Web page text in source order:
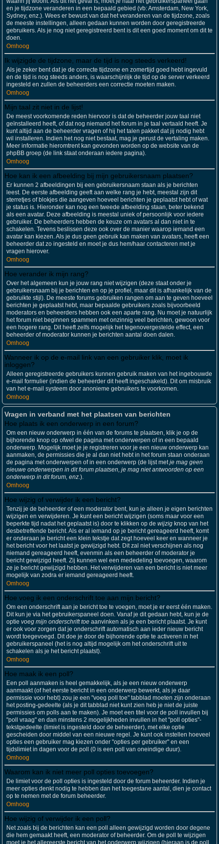
en je tijdzone veranderen in een bepaald gebied (vb: Amsterdam, New York,
Sydney, enz.). Wees er bewust van dat het veranderen van de tijdzone, zoals
de meeste instellingen, alleen gedaan kunnen worden door geregistreerde
gebruikers. Als je nog niet geregistreerd bent is dit een goed moment om dit te
doen.
Omhoog
Ik wijzigde de tijdzone, maar de tijd is nog steeds verkeerd!
Als je zeker bent dat je de correcte tijdzone en zomertijd goed hebt ingevuld
en de tijd is nog steeds anders, is waarschijnlijk de tijd op de server verkeerd
ingesteld en zullen de beheerders een correctie moeten maken.
Omhoog
Mijn taal zit niet in de lijst!
De meest voorkomende reden hiervoor is dat de beheerder jouw taal niet
geïnstalleerd heeft, of dat nog niemand het forum in je taal vertaald heeft. Je
kunt altijd aan de beheerder vragen of hij het talen pakket dat jij nodig hebt
wil installeren. Indien het nog niet bestaat, mag je gerust de vertaling maken.
Meer informatie hieromtrent kan gevonden worden op de website van de
phpBB groep (de link staat onderaan iedere pagina).
Omhoog
Hoe kan ik een afbeelding bij mijn gebruikersnaam plaatsen?
Er kunnen 2 afbeeldingen bij een gebruikersnaam staan als je berichten
leest. De eerste afbeelding geeft aan welke rang je hebt, meestal zijn dit
sterretjes of blokjes die aangeven hoeveel berichten je geplaatst hebt of wat
je status is. Hieronder kan nog een tweede afbeelding staan, beter bekend
als een avatar. Deze afbeelding is meestal uniek of persoonlijk voor iedere
gebruiker. De beheerders hebben de keuze om avatars al dan niet in te
schakelen. Tevens beslissen deze ook over de manier waarop iemand een
avatar kan kiezen. Als je dus geen gebruik kan maken van avatars, heeft een
beheerder dat zo ingesteld en moet je dus hem/haar contacteren met je
vragen hierover.
Omhoog
Hoe verander ik mijn rang?
Over het algemeen kun je jouw rang niet wijzigen (deze staat onder je
gebruikersnaam bij je berichten en op je profiel, maar dit is afhankelijk van de
gebruikte stijl). De meeste forums gebruiken rangen om aan te geven hoeveel
berichten je geplaatst hebt, maar bepaalde gebruikers zoals bijvoorbeeld
moderators en beheerders hebben ook een aparte rang. Nu moet je natuurlijk
het forum niet beginnen spammen met onzinnig veel berichten, gewoon voor
een hogere rang. Dit heeft zelfs mogelijk het tegenovergestelde effect, een
beheerder of moderator kunnen je berichten aantal doen dalen.
Omhoog
Wanneer ik op de e-mail link van een gebruiker klik, moet ik
inloggen?
Alleen geregistreerde gebruikers kunnen gebruik maken van het ingebouwde
e-mail formulier (indien de beheerder dit heeft ingeschakeld). Dit om misbruik
van het e-mail systeem door anonieme gebruikers te voorkomen.
Omhoog
Vragen in verband met het plaatsen van berichten
Hoe plaats ik een onderwerp in een forum?
Om een nieuw onderwerp in één van de forums te plaatsen, klik je op de
bijhorende knop op ofwel de pagina met onderwerpen of in een bepaald
onderwerp. Mogelijk moet je je registreren voor je een nieuw onderwerp kan
aanmaken, de permissies die je al dan niet hebt in het forum staan onderaan
de pagina met onderwerpen of in een onderwerp (de lijst metje mag geen
nieuwe onderwerpen in dit forum plaatsen, je mag niet antwoorden op een
onderwerp in dit forum, enz.).
Omhoog
Hoe wijzig of verwijder ik een bericht?
Tenzij je de beheerder of een moderator bent, kun je alleen je eigen berichten
wijzigen en verwijderen. Je kunt een bericht wijzigen (soms maar voor een
beperkte tijd nadat het geplaatst is) door te klikken op de wijzig knop van het
desbetreffende bericht. Als er al iemand op je bericht gereageerd heeft, komt
er onderaan je bericht een klein tekstje dat zegt hoeveel keer en wanneer je
het bericht voor het laatst je gewijzigd hebt. Dit zal niet verschijnen als nog
niemand gereageerd heeft, evenmin als een beheerder of moderator je
bericht gewijzigd heeft. Zij kunnen wel een mededeling toevoegen, waarom
ze je bericht gewijzigd hebben. Het verwijderen van een bericht is niet meer
mogelijk van zodra er iemand gereageerd heeft.
Omhoog
Hoe voeg ik een onderschrift toe aan mijn bericht?
Om een onderschrift aan je bericht toe te voegen, moet je er eerst één maken.
Dit kun je via het gebruikerspaneel doen. Vanaf je dit gedaan hebt, kun je de
optie voeg mijn onderschrift toe aanvinken als je een bericht plaatst. Je kunt
er ook voor zorgen dat je onderschrift automatisch aan ieder nieuw bericht
wordt toegevoegd. Dit doe je door de bijhorende optie te activeren in het
gebruikerspaneel (het is nog altijd mogelijk om het onderschrift uit te
schakelen als je het bericht plaatst).
Omhoog
Hoe maak ik een poll?
Een poll aanmaken is heel gemakkelijk, als je een nieuw onderwerp
aanmaakt (of het eerste bericht in een onderwerp bewerkt, als je daar
permissie voor hebt) zou je een "voeg poll toe" tabblad moeten zijn onderaan
het posting-gedeelte (als je dit tabblad niet kunt zien heb je niet de juiste
permissies om polls aan te maken). Je moet een titel voor de poll invullen bij
"poll vraag" en dan minstens 2 mogelijkheden invullen in het "poll opties"-
tekstgedeelte (limiet is ingesteld door de beheerder), met elke optie
gescheiden door middel van een nieuwe regel. Je kunt ook instellen hoeveel
opties een gebruiker mag kiezen onder "opties per gebruiker" en een
tijdslimiet in dagen voor de poll (0 is een poll van oneindige duur).
Omhoog
Waarom kan ik niet meer poll opties toevoegen?
De limiet voor de poll opties is ingesteld door de forum beheerder. Indien je
meer opties denkt nodig te hebben dan het toegestane aantal, dien je contact
op te nemen met de forum beheerder.
Omhoog
Hoe wijzig of verwijder ik een poll?
Net zoals bij de berichten kan een poll alleen gewijzigd worden door degene
die hem gemaakt heeft, een moderator of beheerder. Om de poll te wijzigen
moet je het allereerste bericht van het onderwerp wijzigen (hieraan is de poll